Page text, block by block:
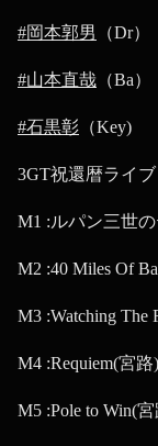
#岡本郭男 （Dr）
#山本直哉 （Ba）
#石黒彰 （Key)
3GT祝還暦ライ
M1 :ルパン三世
M2 :40 Miles Of
M3 :Watching
M4 :Requiem(宮路)
M5 :Pole to Win(